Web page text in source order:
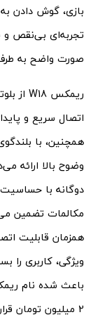
بازی، گوش دادن
تجربه‌ای بی‌نقص و
صورت واضح به
اتصال سریع و
وضوح بالا ارائه
دوگانه با
مکالمات تضمین
همزمان قابلیت
ویژگی، کاربری را
2 میلیون تومان قرار بگیرد.